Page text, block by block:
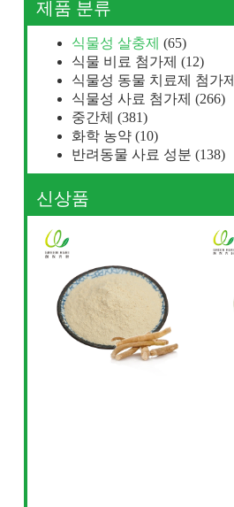
제품 분류
식물성 살충제 (65)
식물 비료 첨가제 (12)
식물성 동물 치료제 첨가제
식물성 사료 첨가제 (266)
중간체 (381)
화학 농약 (10)
반려동물 사료 성분 (138)
신상품